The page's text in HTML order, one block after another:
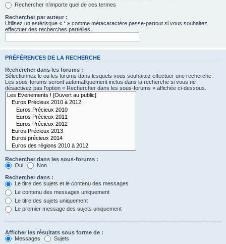
Rechercher n’importe quel de ces termes
Rechercher par auteur :
Utilisez un astérisque « * » comme métacaractère passe-partout si vous souhaitez
effectuer des recherches partielles.
PRÉFÉRENCES DE LA RECHERCHE
Rechercher dans les forums :
Sélectionnez le ou les forums dans lesquels vous souhaitez effectuer une recherche.
Les sous-forums seront automatiquement inclus dans la recherche si vous ne
désactivez pas l’option « Rechercher dans les sous-forums » affichée ci-dessous.
Rechercher dans les sous-forums :
Oui
Non
Rechercher dans :
Le titre des sujets et le contenu des messages
Le contenu des messages uniquement
Le titre des sujets uniquement
Le premier message des sujets uniquement
Afficher les résultats sous forme de :
Messages
Sujets